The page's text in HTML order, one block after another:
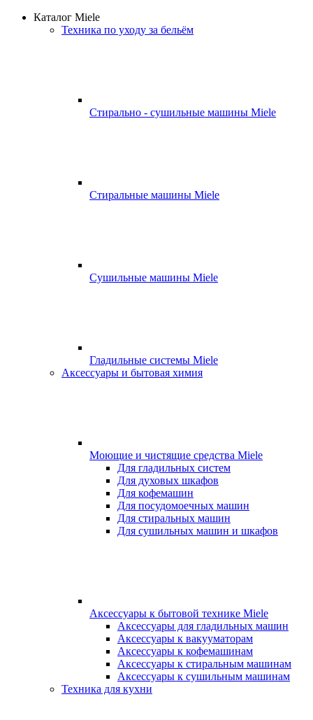
Каталог Miele
Техника по уходу за бельём
Стирально - сушильные машины Miele
Стиральные машины Miele
Сушильные машины Miele
Гладильные системы Miele
Аксессуары и бытовая химия
Моющие и чистящие средства Miele
Для гладильных систем
Для духовых шкафов
Для кофемашин
Для посудомоечных машин
Для стиральных машин
Для сушильных машин и шкафов
Аксессуары к бытовой технике Miele
Аксессуары для гладильных машин
Аксессуары к вакууматорам
Аксессуары к кофемашинам
Аксессуары к стиральным машинам
Аксессуары к сушильным машинам
Техника для кухни